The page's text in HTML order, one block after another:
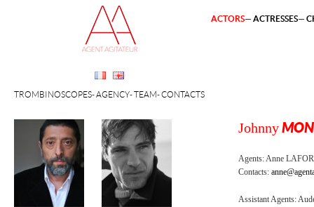
TROMBINOSCOPES AGENCY TEAM CONTACTS
ACTORS ACTRESSES
Johnny
Agents:Anne
Contacts:
Assistant Agents: